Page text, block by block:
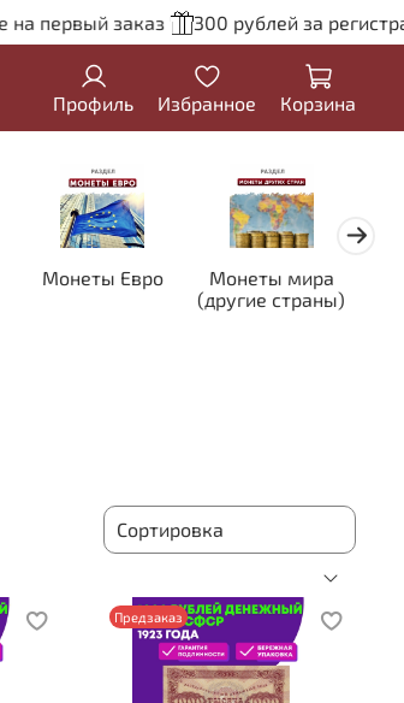
первый заказ 300 рублей за
Профиль Избранное Корзина
Монеты Евро
Монеты мира
(другие страны)
Предзаказ